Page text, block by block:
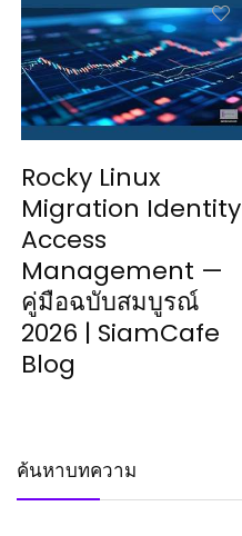
Rocky Linux
Migration Identity
Access
Management —
คู่มือฉบับสมบูรณ์
2026 | SiamCafe
Blog
ค้นหาบทความ